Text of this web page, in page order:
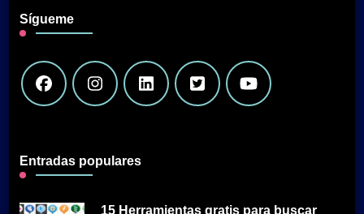
Sígueme
Entradas populares
15 Herramientas gratis para buscar